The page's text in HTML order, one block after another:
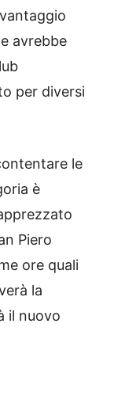
avrebbe
per diversi
le
è
Piero
ore quali
la
il nuovo